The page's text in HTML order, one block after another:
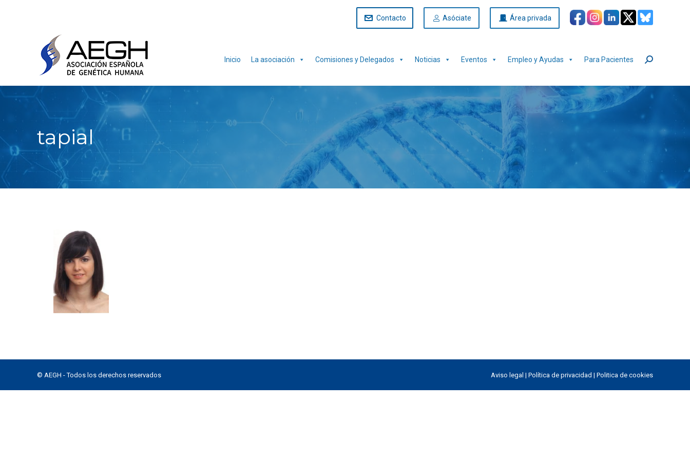
Contacto Asóciate Área privada
Inicio La asociación Comisiones y Delegados Noticias Eventos Empleo y Ayudas Para Pacientes Buscar:
tapial
© AEGH - Todos los derechos reservados Aviso legal | Política de privacidad | Politica de cookies